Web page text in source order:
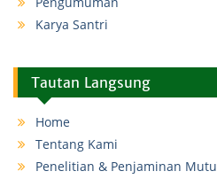
Karya Santri
Tautan Langsung
Home
Tentang Kami
Penelitian & Penjaminan Mutu